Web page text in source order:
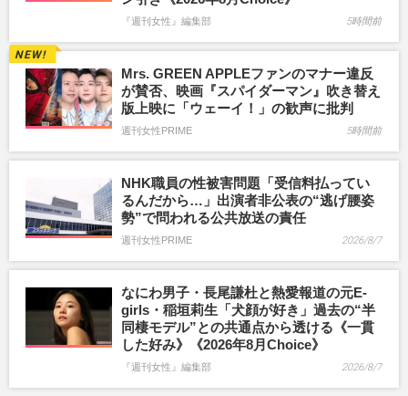
『週刊女性』編集部 5時間前
Mrs. GREEN APPLEファンのマナー違反
が賛否、映画『スパイダーマン』吹き替え
版上映に「ウェーイ！」の歓声に批判
週刊女性PRIME 5時間前
NHK職員の性被害問題「受信料払ってい
るんだから…」出演者非公表の“逃げ腰姿
勢”で問われる公共放送の責任
週刊女性PRIME 2026/8/7
なにわ男子・長尾謙杜と熱愛報道の元E-
girls・稲垣莉生「犬顔が好き」過去の“半
同棲モデル”との共通点から透ける《一貫
した好み》《2026年8月Choice》
『週刊女性』編集部 2026/8/7